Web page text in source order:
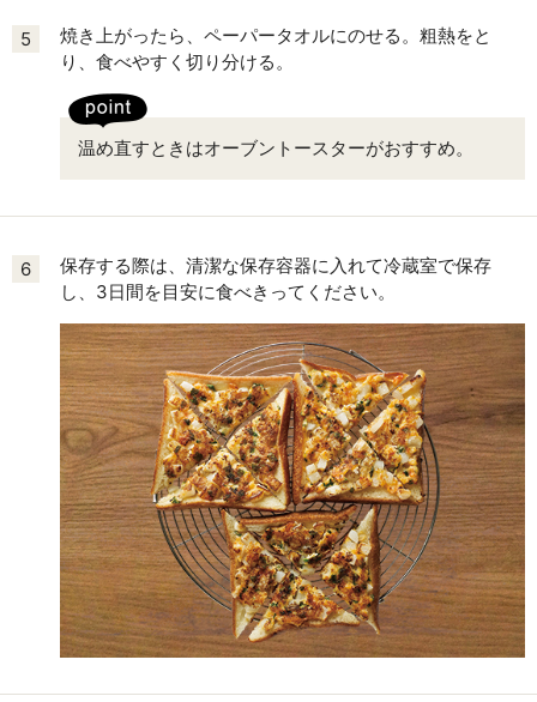
5
焼き上がったら、ペーパータオルにのせる。粗熱をと
り、食べやすく切り分ける。
温め直すときはオーブントースターがおすすめ。
6
保存する際は、清潔な保存容器に入れて冷蔵室で保存
し、3日間を目安に食べきってください。